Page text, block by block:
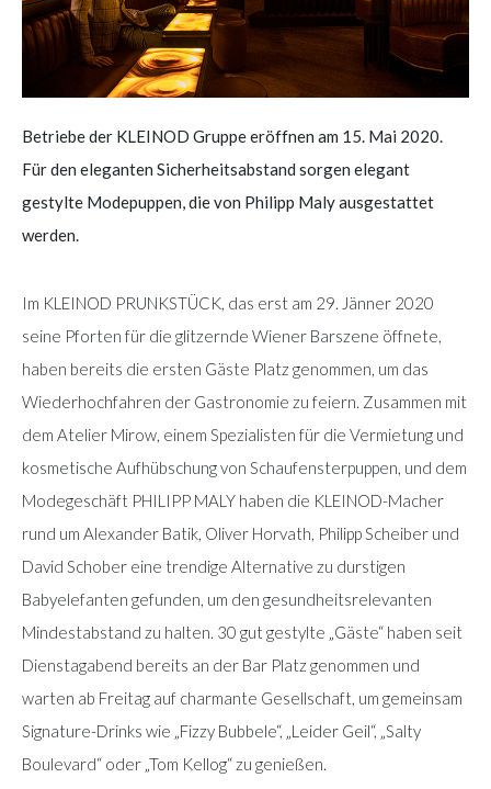
Betriebe der KLEINOD Gruppe eröffnen am 15. Mai 2020.
Für den eleganten Sicherheitsabstand sorgen elegant
gestylte Modepuppen, die von Philipp Maly ausgestattet
werden.
Im KLEINOD PRUNKSTÜCK, das erst am 29. Jänner 2020
seine Pforten für die glitzernde Wiener Barszene öffnete,
haben bereits die ersten Gäste Platz genommen, um das
Wiederhochfahren der Gastronomie zu feiern. Zusammen mit
dem Atelier Mirow, einem Spezialisten für die Vermietung und
kosmetische Aufhübschung von Schaufensterpuppen, und dem
Modegeschäft PHILIPP MALY haben die KLEINOD-Macher
rund um Alexander Batik, Oliver Horvath, Philipp Scheiber und
David Schober eine trendige Alternative zu durstigen
Babyelefanten gefunden, um den gesundheitsrelevanten
Mindestabstand zu halten. 30 gut gestylte „Gäste“ haben seit
Dienstagabend bereits an der Bar Platz genommen und
warten ab Freitag auf charmante Gesellschaft, um gemeinsam
Signature-Drinks wie „Fizzy Bubbele“, „Leider Geil“, „Salty
Boulevard“ oder „Tom Kellog“ zu genießen.